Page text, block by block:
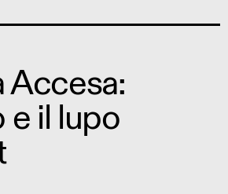
Accesa:
e il lupo